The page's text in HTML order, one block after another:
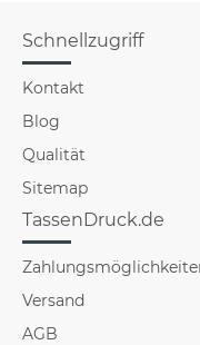
Schnellzugriff
Kontakt
Blog
Qualität
Sitemap
TassenDruck.de
Versand
AGB